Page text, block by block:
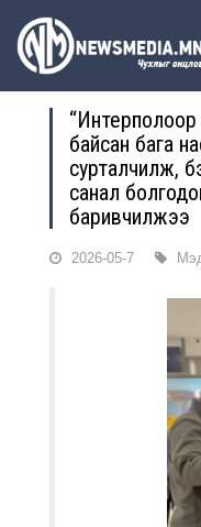
байсан бага
сурталчилж,
санал
баривчилжээ
2026-05-7